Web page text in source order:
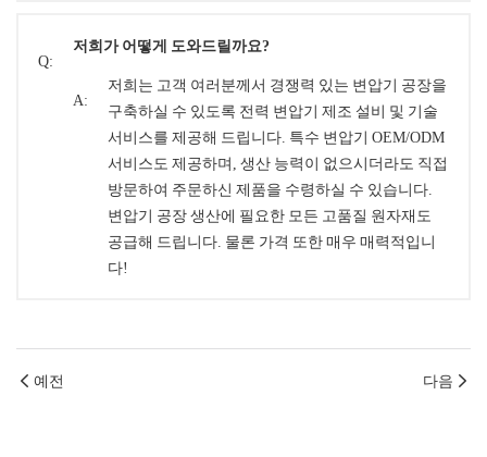
Q:
저희가 어떻게 도와드릴까요?
A:
저희는 고객 여러분께서 경쟁력 있는 변압기 공장을
구축하실 수 있도록 전력 변압기 제조 설비 및 기술
서비스를 제공해 드립니다. 특수 변압기 OEM/ODM
서비스도 제공하며, 생산 능력이 없으시더라도 직접
방문하여 주문하신 제품을 수령하실 수 있습니다.
변압기 공장 생산에 필요한 모든 고품질 원자재도
공급해 드립니다. 물론 가격 또한 매우 매력적입니
다!
예전 다음